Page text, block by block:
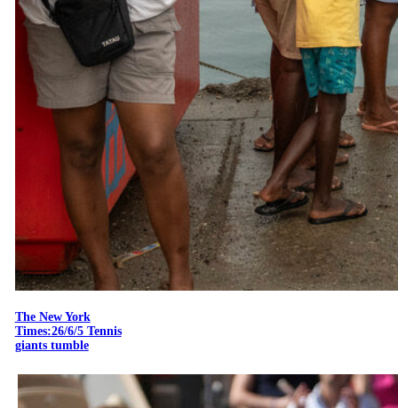
The New York
Times:26/6/5 Tennis
giants tumble